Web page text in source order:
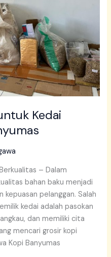
Kedai
– Dalam
bahan baku menjadi
pelanggan. Salah
kedai adalah pasokan
dan memiliki cita
mencari grosir kopi
Kopi Banyumas